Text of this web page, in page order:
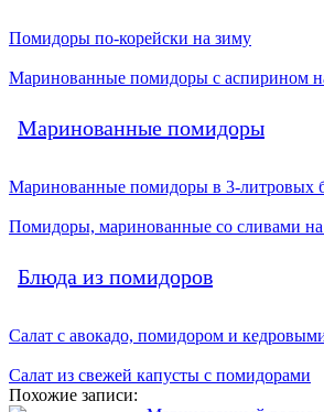
Помидоры по-корейски на зиму
Маринованные помидоры с аспирином
Маринованные помидоры
Маринованные помидоры в 3-литровых
Помидоры, маринованные со сливами
Блюда из помидоров
Салат с авокадо, помидором и
Салат из свежей капусты с помидорами
Похожие записи: